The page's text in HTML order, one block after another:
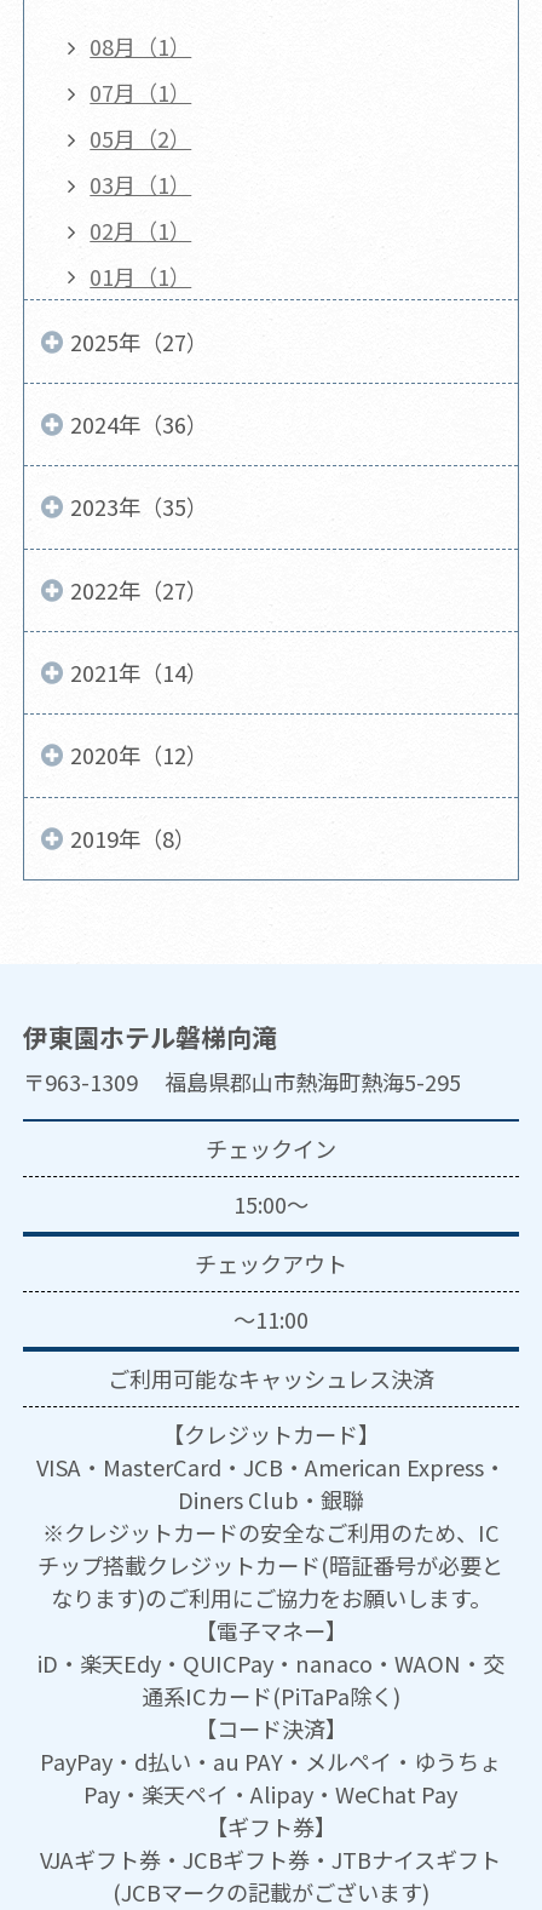
08月（1）
07月（1）
05月（2）
03月（1）
02月（1）
01月（1）
2025年（27）
2024年（36）
2023年（35）
2022年（27）
2021年（14）
2020年（12）
2019年（8）
伊東園ホテル磐梯向滝
〒963-1309 福島県郡山市熱海町熱海5-295
チェックイン
15:00～
チェックアウト
～11:00
ご利用可能なキャッシュレス決済
【クレジットカード】
VISA・MasterCard・JCB・American Express・
Diners Club・銀聯
※クレジットカードの安全なご利用のため、IC
チップ搭載クレジットカード(暗証番号が必要と
なります)のご利用にご協力をお願いします。
【電子マネー】
iD・楽天Edy・QUICPay・nanaco・WAON・交
通系ICカード(PiTaPa除く)
【コード決済】
PayPay・d払い・au PAY・メルペイ・ゆうちょ
Pay・楽天ペイ・Alipay・WeChat Pay
【ギフト券】
VJAギフト券・JCBギフト券・JTBナイスギフト
(JCBマークの記載がございます)